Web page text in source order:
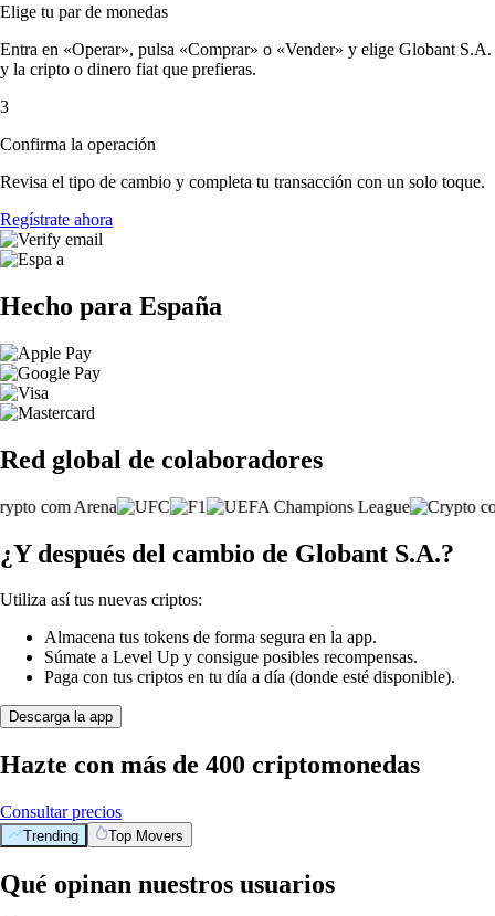
Elige tu par de monedas
Entra en «Operar», pulsa «Comprar» o «Vender» y elige Globant S.A.
y la cripto o dinero fiat que prefieras.
3
Confirma la operación
Revisa el tipo de cambio y completa tu transacción con un solo toque.
Regístrate ahora
Hecho para España
Red global de colaboradores
¿Y después del cambio de Globant S.A.?
Utiliza así tus nuevas criptos:
Almacena tus tokens de forma segura en la app.
Súmate a Level Up y consigue posibles recompensas.
Paga con tus criptos en tu día a día (donde esté disponible).
Descarga la app
Hazte con más de 400 criptomonedas
Consultar precios
Trending Top Movers
Qué opinan nuestros usuarios